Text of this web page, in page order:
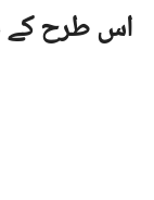
اس طرح کے